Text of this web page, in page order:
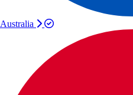
Australia